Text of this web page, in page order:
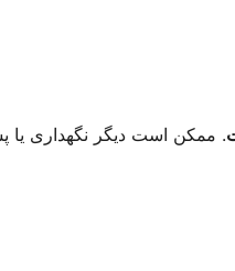
. ممکن است دیگر نگهداری یا